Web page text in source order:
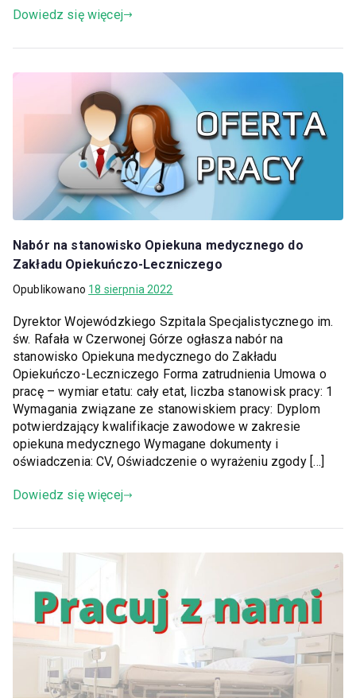
Dowiedz się więcej
Nabór na stanowisko Opiekuna medycznego do
Zakładu Opiekuńczo-Leczniczego
Opublikowano 18 sierpnia 2022
Dyrektor Wojewódzkiego Szpitala Specjalistycznego im.
św. Rafała w Czerwonej Górze ogłasza nabór na
stanowisko Opiekuna medycznego do Zakładu
Opiekuńczo-Leczniczego Forma zatrudnienia Umowa o
pracę – wymiar etatu: cały etat, liczba stanowisk pracy: 1
Wymagania związane ze stanowiskiem pracy: Dyplom
potwierdzający kwalifikacje zawodowe w zakresie
opiekuna medycznego Wymagane dokumenty i
oświadczenia: CV, Oświadczenie o wyrażeniu zgody […]
Dowiedz się więcej